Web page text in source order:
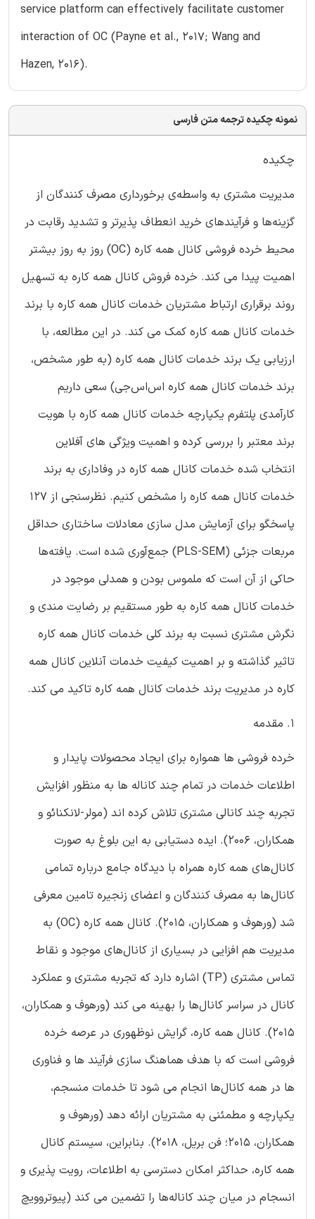
service platform can effectively facilitate customer
interaction of OC (Payne et al., 2017; Wang and
Hazen, 2016).
نمونه چکیده ترجمه متن فارسی
چکیده
مدیریت مشتری به واسطه‌ی برخورداری مصرف کنندگان از
گزینه‌ها و فرآیندهای خرید انعطاف پذیرتر و تشدید رقابت در
محیط خرده فروشی کانال همه‌ کاره (OC) روز به روز بیشتر
اهمیت پیدا می کند. خرده فروش کانال همه‌ کاره به تسهیل
روند برقراری ارتباط مشتریان خدمات کانال همه‌ کاره با برند
خدمات کانال همه‌ کاره کمک می کند. در این مطالعه، با
ارزیابی یک برند خدمات کانال همه‌ کاره (به طور مشخص،
برند خدمات کانال همه‌ کاره اس‌اس‌جی) سعی داریم
کارآمدی پلتفرم یکپارچه خدمات کانال همه‌ کاره با هویت
برند معتبر را بررسی کرده و اهمیت ویژگی‌ های آفلاین
انتخاب شده خدمات کانال همه‌ کاره در وفاداری به برند
خدمات کانال همه‌ کاره را مشخص کنیم. نظرسنجی از ۱۲۷
پاسخگو برای آزمایش مدل سازی معادلات ساختاری حداقل
مربعات جزئی (PLS-SEM) جمع‌آوری شده است. یافته‌ها
حاکی از آن است که ملموس بودن و همدلی موجود در
خدمات کانال همه‌ کاره به طور مستقیم بر رضایت‌ مندی و
نگرش مشتری نسبت به برند کلی خدمات کانال همه‌ کاره
تاثیر گذاشته و بر اهمیت کیفیت خدمات آنلاین کانال همه‌
کاره در مدیریت برند خدمات کانال همه‌ کاره تاکید می کند.
۱. مقدمه
خرده فروشی ‌ها همواره برای ایجاد محصولات پایدار و
اطلاعات خدمات در تمام چند کاناله ها به منظور افزایش
تجربه چند کانالی مشتری تلاش کرده اند (مولر-لانکنائو و
همکاران، ۲۰۰۶). ایده دستیابی به این بلوغ به صورت
کانال‌های همه‌ کاره همراه با دیدگاه جامع درباره تمامی
کانال‌ها به مصرف کنندگان و اعضای زنجیره تامین معرفی
شد (ورهوف و همکاران، ۲۰۱۵). کانال همه‌ کاره (OC) به
مدیریت هم افزایی در بسیاری از کانال‌های موجود و نقاط
تماس مشتری (TP) اشاره دارد که تجربه مشتری و عملکرد
کانال در سراسر کانال‌ها را بهینه می کند (ورهوف و همکاران،
۲۰۱۵). کانال همه‌ کاره، گرایش نوظهوری در عرصه خرده
فروشی است که با هدف هماهنگ سازی فرآیند ها و فناوری
ها در همه کانال‌ها انجام می شود تا خدمات منسجم،
یکپارچه و مطمئنی به مشتریان ارائه دهد (ورهوف و
همکاران، ۲۰۱۵؛ فن بریل، ۲۰۱۸). بنابراین، سیستم کانال
همه‌ کاره، حداکثر امکان دسترسی به اطلاعات، رویت پذیری و
انسجام در میان چند کاناله‌ها را تضمین می کند (پیوتروویچ